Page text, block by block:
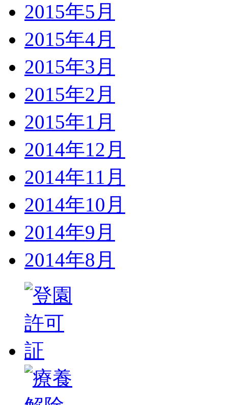
2015年5月
2015年4月
2015年3月
2015年2月
2015年1月
2014年12月
2014年11月
2014年10月
2014年9月
2014年8月